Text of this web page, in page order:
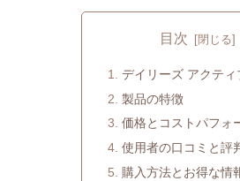
目次
デイリーズ アクティ
製品の特徴
価格とコストパフォ
使用者の口コミと評
購入方法とお得な情